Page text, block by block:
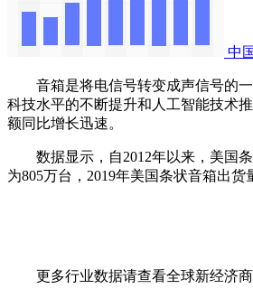
中
音箱是将电信号转变成声信号的一
科技水平的不断提升和人工智能技术
额同比增长迅速。
数据显示，自2012年以来，美国条
为805万台，2019年美国条状音箱出货
更多行业数据请查看全球新经济商